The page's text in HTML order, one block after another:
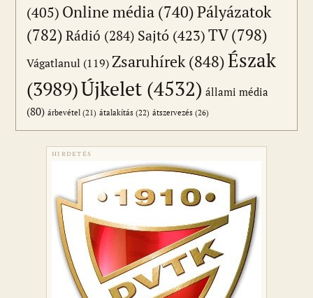
(405) Online média (740)Pályázatok
(782) Rádió (284) Sajtó (423)TV(798)
Vágatlanul (119)Zsaruhírek(848)Észak
(3989)Újkelet (4532) állami média
(80) árbevétel (21) átalakítás (22) átszervezés (26)
HIRDETÉS